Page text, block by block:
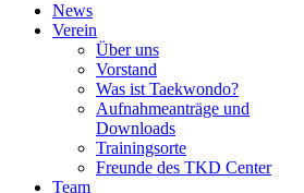
News
Verein
Über uns
Vorstand
Was ist Taekwondo?
Aufnahmeanträge und
Downloads
Trainingsorte
Freunde des TKD Center
Team